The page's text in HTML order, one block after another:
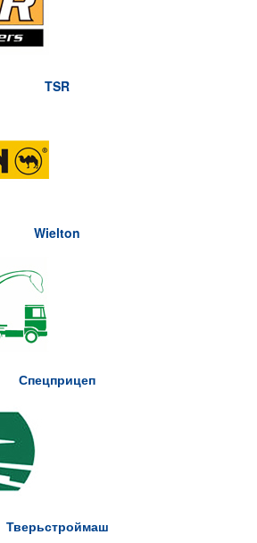
TSR
Wielton
Спецприцеп
Тверьстроймаш